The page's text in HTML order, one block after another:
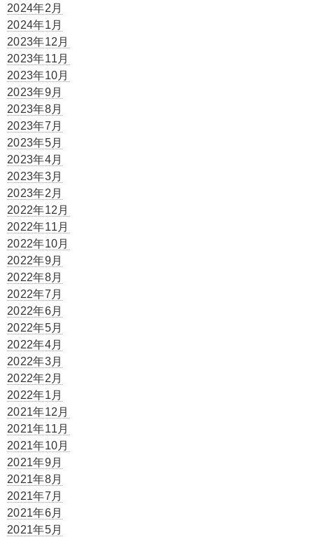
2024年2月
2024年1月
2023年12月
2023年11月
2023年10月
2023年9月
2023年8月
2023年7月
2023年5月
2023年4月
2023年3月
2023年2月
2022年12月
2022年11月
2022年10月
2022年9月
2022年8月
2022年7月
2022年6月
2022年5月
2022年4月
2022年3月
2022年2月
2022年1月
2021年12月
2021年11月
2021年10月
2021年9月
2021年8月
2021年7月
2021年6月
2021年5月